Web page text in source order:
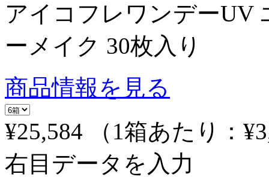
アイコフレワンデーUV
ーメイク 30枚入り
商品情報を見る
¥25,584
（1箱あたり：
右目データを入力